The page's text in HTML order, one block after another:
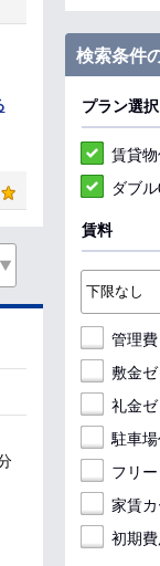
検索条件
プラン選択
賃貸
ダブ
賃料
管理
敷金ゼ
礼金ゼ
駐車
フリ
家賃
初期